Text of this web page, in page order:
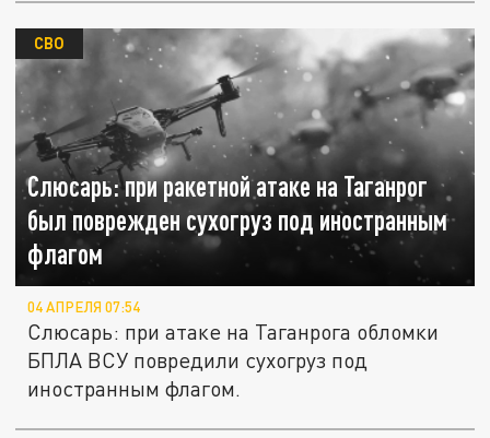
Слюсарь: при ракетной атаке на Таганрог
был поврежден сухогруз под иностранным
флагом
СВО
04 АПРЕЛЯ 07:54
Слюсарь: при атаке на Таганрога обломки
БПЛА ВСУ повредили сухогруз под
иностранным флагом.